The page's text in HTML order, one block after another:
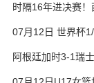
时隔16年进决赛
07月12日 世界杯
阿根廷加时3-1瑞